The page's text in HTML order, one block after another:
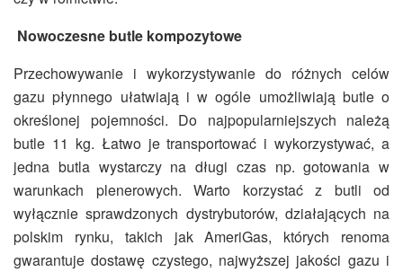
Nowoczesne butle kompozytowe
Przechowywanie i wykorzystywanie do różnych celów
gazu płynnego ułatwiają i w ogóle umożliwiają butle o
określonej pojemności. Do najpopularniejszych należą
butle 11 kg. Łatwo je transportować i wykorzystywać, a
jedna butla wystarczy na długi czas np. gotowania w
warunkach plenerowych. Warto korzystać z butli od
wyłącznie sprawdzonych dystrybutorów, działających na
polskim rynku, takich jak AmeriGas, których renoma
gwarantuje dostawę czystego, najwyższej jakości gazu i